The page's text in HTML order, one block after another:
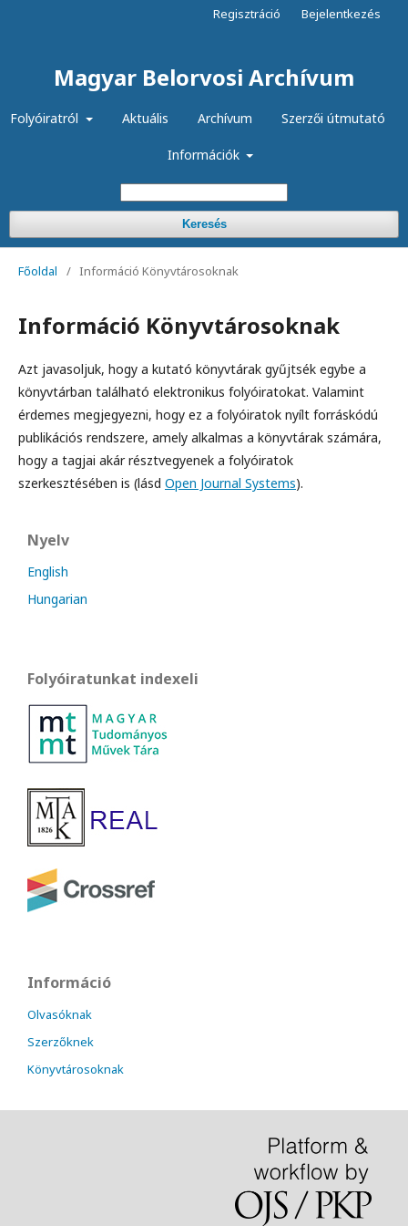
Magyar Belorvosi Archívum
Folyóiratról Aktuális Archívum Szerzői útmutató
Információk
Keresés
Regisztráció Bejelentkezés
Főoldal / Információ Könyvtárosoknak
Információ Könyvtárosoknak
Azt javasoljuk, hogy a kutató könyvtárak gyűjtsék egybe a
könyvtárban található elektronikus folyóiratokat. Valamint
érdemes megjegyezni, hogy ez a folyóiratok nyílt forráskódú
publikációs rendszere, amely alkalmas a könyvtárak számára,
hogy a tagjai akár résztvegyenek a folyóiratok
szerkesztésében is (lásd Open Journal Systems).
Nyelv
English
Hungarian
Folyóiratunkat indexeli
Információ
Olvasóknak
Szerzőknek
Könyvtárosoknak